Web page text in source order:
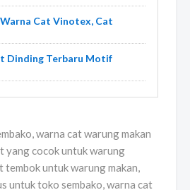
Cat Vinotex, Cat
Dinding Terbaru Motif
warna cat warung makan
yang cocok untuk warung
untuk warung makan,
untuk toko sembako, warna cat